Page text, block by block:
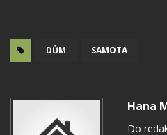
DŮM SAMOTA
Hana
Do